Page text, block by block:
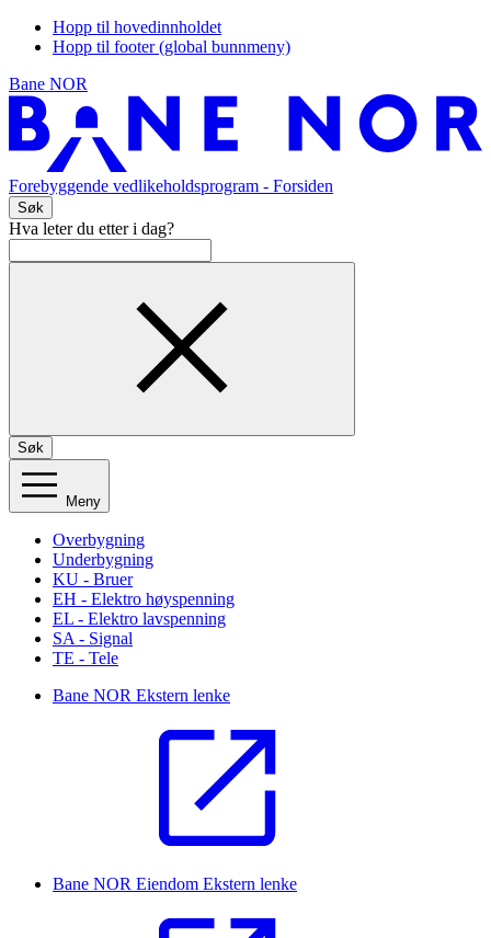
Hopp til hovedinnholdet
Hopp til footer (global bunnmeny)
Bane NOR
Forebyggende vedlikeholdsprogram - Forsiden
Søk
Hva leter du etter i dag?
Søk
Meny
Overbygning
Underbygning
KU - Bruer
EH - Elektro høyspenning
EL - Elektro lavspenning
SA - Signal
TE - Tele
Bane NOR Ekstern lenke
Bane NOR Eiendom Ekstern lenke